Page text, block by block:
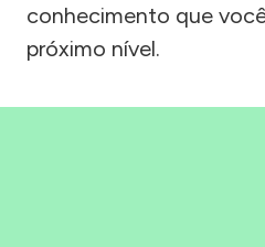
conhecimento que
próximo nível.